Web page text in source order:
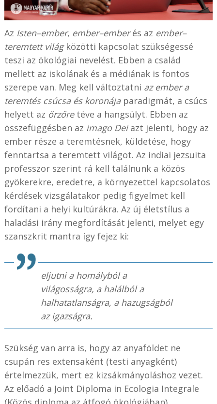
Az Isten–ember, ember–emberés az ember–
teremtett világközötti kapcsolat szükségessé
teszi az ökológiai nevelést. Ebben a család
mellett az iskolának és a médiának is fontos
szerepe van. Meg kell változtatni az ember a
teremtés csúcsa és koronájaparadigmát, a csúcs
helyett az őrzőretéve a hangsúlyt. Ebben az
összefüggésben az imago Deiazt jelenti, hogy az
ember része a teremtésnek, küldetése, hogy
fenntartsa a teremtett világot. Az indiai jezsuita
professzor szerint rá kell találnunk a közös
gyökerekre, eredetre, a környezettel kapcsolatos
kérdések vizsgálatakor pedig figyelmet kell
fordítani a helyi kultúrákra. Az új életstílus a
haladási irány megfordítását jelenti, melyet egy
szanszkrit mantra így fejez ki:
eljutni a homályból a
világosságra, a halálból a
halhatatlanságra, a hazugságból
az igazságra.
Szükség van arra is, hogy az anyaföldet ne
csupán res extensaként (testi anyagként)
értelmezzük, mert ez kizsákmányoláshoz vezet.
Az előadó a Joint Diploma in Ecologia Integrale